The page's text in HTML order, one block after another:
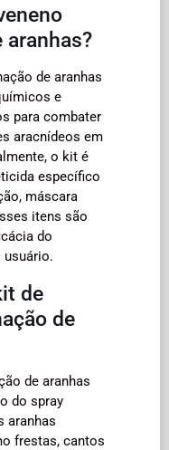
aranhas?
de aranhas
e
para combater
aracnídeos em
o kit é
específico
máscara
itens são
do
usuário.
de
de
de aranhas
do spray
aranhas
frestas, cantos